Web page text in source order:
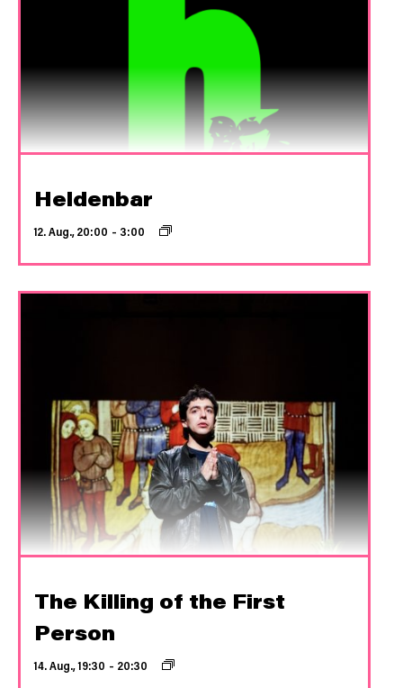
Heldenbar
12. Aug., 20:00 – 3:00
The Killing of the First
Person
14. Aug., 19:30 – 20:30